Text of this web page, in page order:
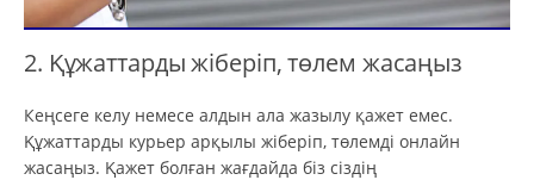
2. Құжаттарды жіберіп, төлем жасаңыз
Кеңсеге келу немесе алдын ала жазылу қажет емес.
Құжаттарды курьер арқылы жіберіп, төлемді онлайн
жасаңыз. Қажет болған жағдайда біз сіздің